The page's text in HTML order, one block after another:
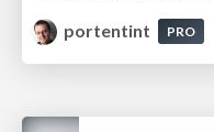
portentint
PRO